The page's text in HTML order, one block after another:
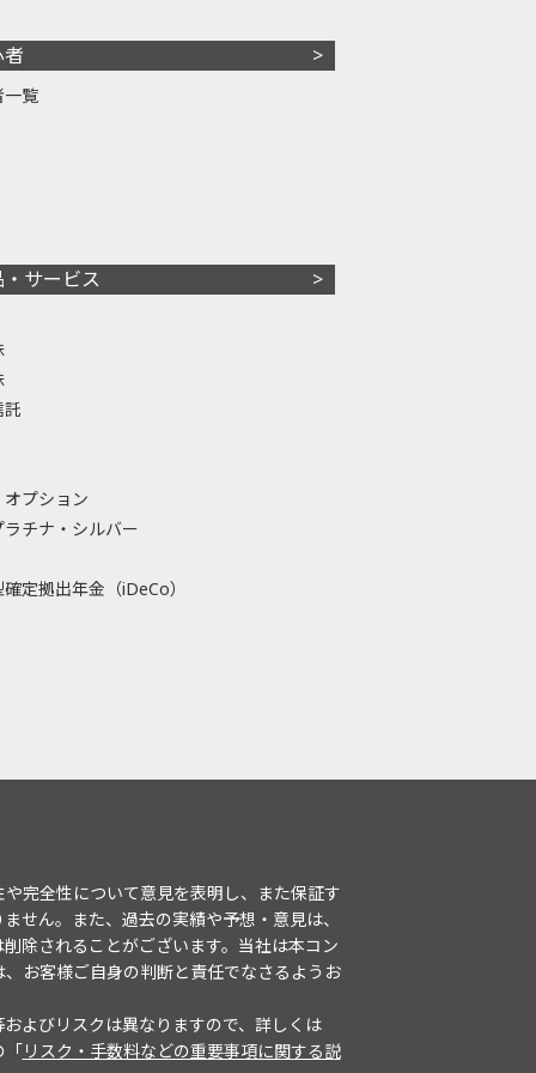
一覧
サービス
託
プション
ラチナ・シルバー
定拠出年金（iDeCo）
完全性について意見を表明し、また保証す
せん。また、過去の実績や予想・意見は、
除されることがございます。当社は本コン
お客様ご自身の判断と責任でなさるようお
よびリスクは異なりますので、詳しくは
「リスク・手数料などの重要事項に関する説